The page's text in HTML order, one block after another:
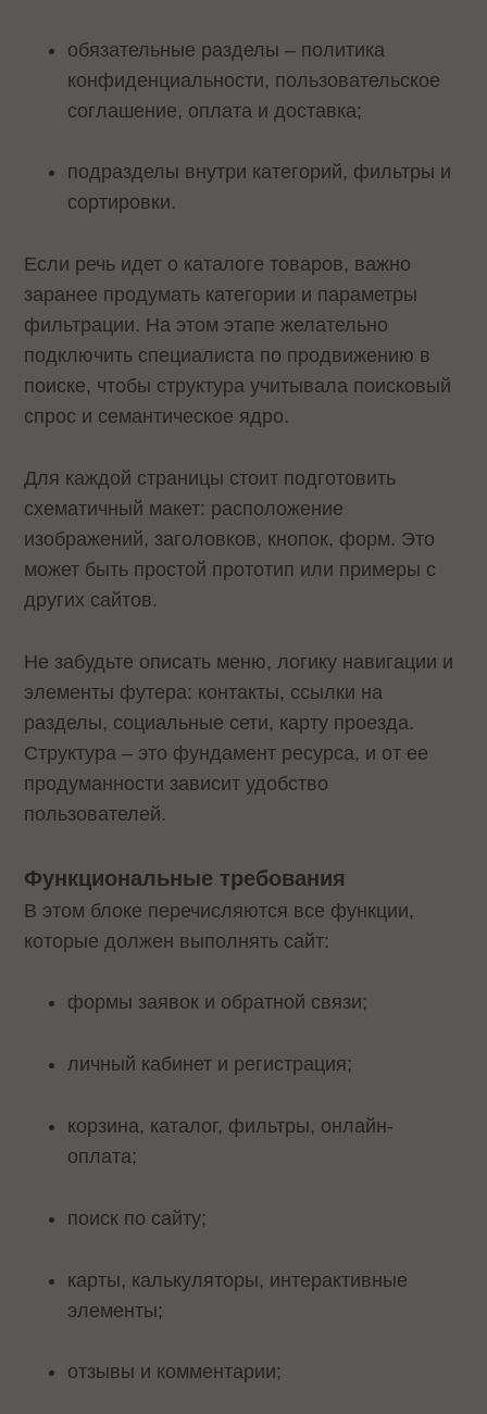
обязательные разделы – политика
конфиденциальности, пользовательское
соглашение, оплата и доставка;
подразделы внутри категорий, фильтры и
сортировки.
Если речь идет о каталоге товаров, важно
заранее продумать категории и параметры
фильтрации. На этом этапе желательно
подключить специалиста по продвижению в
поиске, чтобы структура учитывала поисковый
спрос и семантическое ядро.
Для каждой страницы стоит подготовить
схематичный макет: расположение
изображений, заголовков, кнопок, форм. Это
может быть простой прототип или примеры с
других сайтов.
Не забудьте описать меню, логику навигации и
элементы футера: контакты, ссылки на
разделы, социальные сети, карту проезда.
Структура – это фундамент ресурса, и от ее
продуманности зависит удобство
пользователей.
Функциональные требования
В этом блоке перечисляются все функции,
которые должен выполнять сайт:
формы заявок и обратной связи;
личный кабинет и регистрация;
корзина, каталог, фильтры, онлайн-
оплата;
поиск по сайту;
карты, калькуляторы, интерактивные
элементы;
отзывы и комментарии;